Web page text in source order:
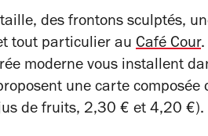
des frontons sculptés,
tout particulier au Café Cour.
moderne vous installent
une carte composée
de fruits, 2,30 € et 4,20 €).